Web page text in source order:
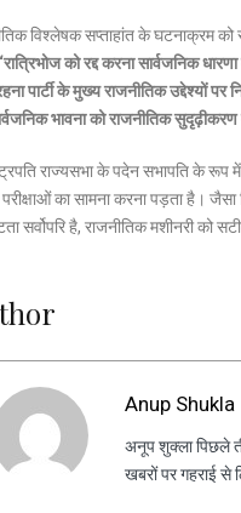
विश्लेषक सप्ताहांत के घटनाक्रम को
को रद्द करना सार्वजनिक
पार्टी के मुख्य राजनीतिक
भावना को राजनीतिक
राज्यसभा के पदेन सभापति के रूप
का सामना करना पड़ता है।
सर्वोपरि है, राजनीतिक मशीनरी को
Anup Shukla
अनूप शुक्ला पिछले
खबरों पर गहराई